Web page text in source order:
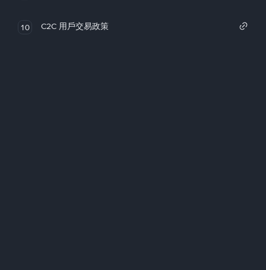
10 C2C 用戶交易政策